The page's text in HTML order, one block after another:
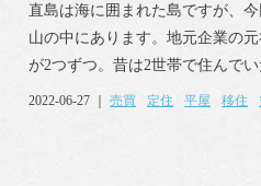
直島は海に囲まれた島ですが、
山の中にあります。地元企業の
が2つずつ。昔は2世帯で住んでい
2022-06-27 ｜売買 定住 平屋 移住